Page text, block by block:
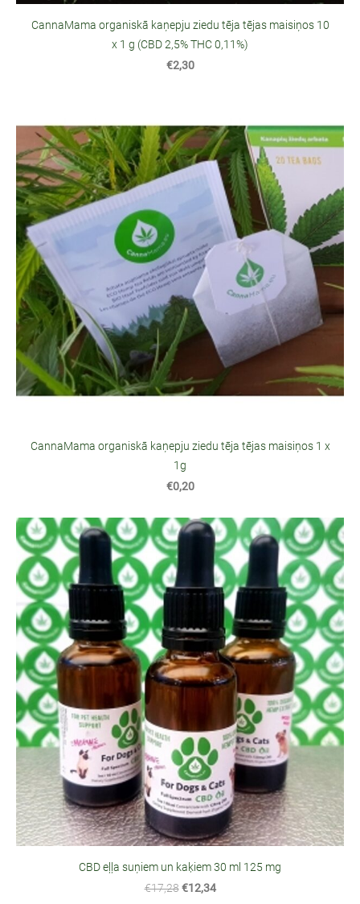
CannaMama organiskā kaņepju ziedu tēja tējas maisiņos 10
x 1 g (CBD 2,5% THC 0,11%)
€2,30
CannaMama organiskā kaņepju ziedu tēja tējas maisiņos 1 x
1g
€0,20
CBD eļļa suņiem un kaķiem 30 ml 125 mg
€17,28 €12,34